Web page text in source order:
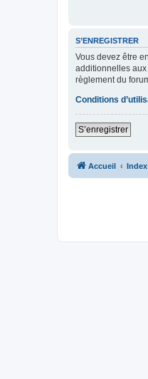
S’ENREGISTRER
Vous devez être
additionnelles aux
règlement du
Conditions
S’enregistrer
Accueil